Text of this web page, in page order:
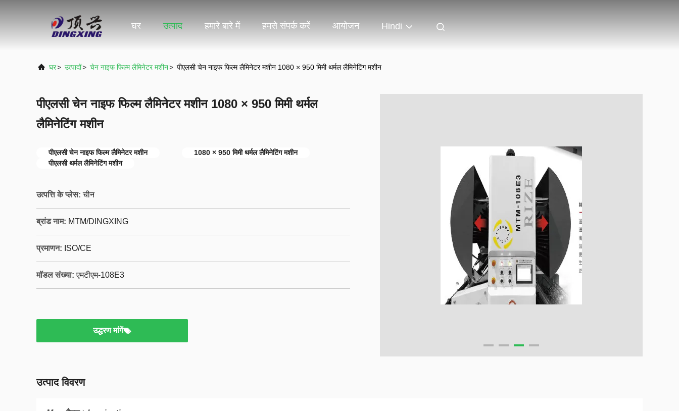
घर उत्पाद हमारे बारे में हमसे संपर्क करें आयोजन Hindi
घर> उत्पादों> चेन नाइफ फिल्म लैमिनेटर मशीन> पीएलसी चेन नाइफ फिल्म लैमिनेटर मशीन 1080 × 950 मिमी थर्मल लैमिनेटिंग मशीन
पीएलसी चेन नाइफ फिल्म लैमिनेटर मशीन 1080 × 950 मिमी थर्मल
लैमिनेटिंग मशीन
पीएलसी चेन नाइफ फिल्म लैमिनेटर मशीन
1080 × 950 मिमी थर्मल लैमिनेटिंग मशीन
पीएलसी थर्मल लैमिनेटिंग मशीन
उत्पत्ति के प्लेस: चीन
ब्रांड नाम: MTM/DINGXING
प्रमाणन: ISO/CE
मॉडल संख्या: एमटीएम-108E3
उद्धरण मांगें
उत्पाद विवरण